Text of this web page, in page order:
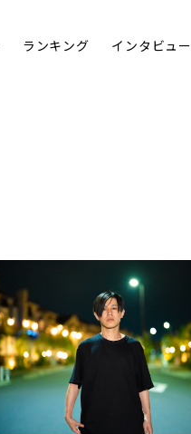
ランキング インタビュー